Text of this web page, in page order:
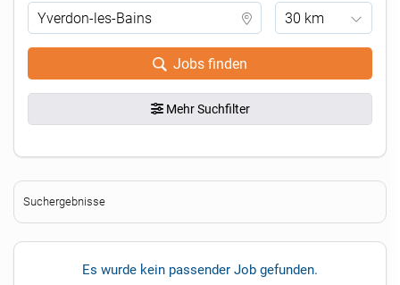
30 km
Jobs finden
Mehr Suchfilter
Suchergebnisse
Es wurde kein passender Job gefunden.